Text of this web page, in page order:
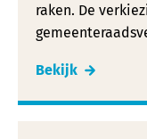
raken. De
Bekijk